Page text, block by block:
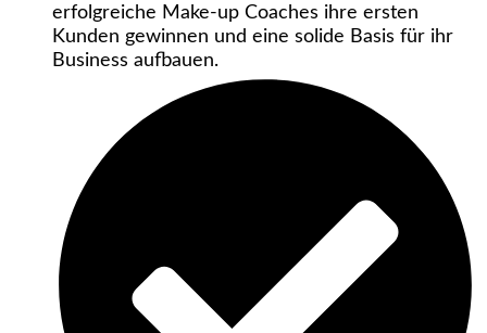
erfolgreiche Make-up Coaches ihre ersten
Kunden gewinnen und eine solide Basis für ihr
Business aufbauen.